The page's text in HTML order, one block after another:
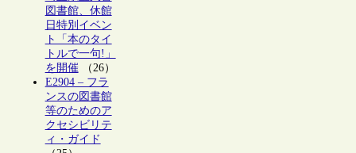
図書館、休館
日特別イベン
ト「本のタイ
トルで一句!」
を開催（26）
E2904 – フラ
ンスの図書館
等のためのア
クセシビリテ
ィ・ガイド